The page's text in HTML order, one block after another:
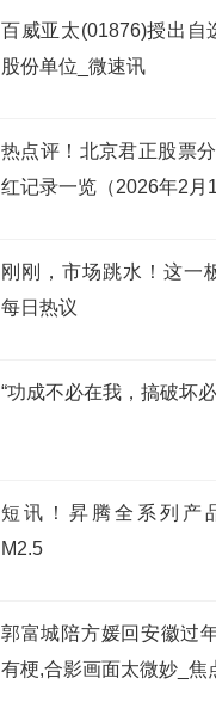
百威亚太(01876)授出自
股份单位_微速讯
热点评！北京君正股票
红记录一览（2026年2月
刚刚，市场跳水！这一
每日热议
“功成不必在我，搞破坏
短讯！昇腾全系列产
M2.5
郭富城陪方媛回安徽过
有梗,合影画面太微妙_焦